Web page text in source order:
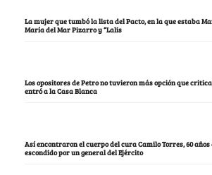
La mujer que tumbó la lista del Pacto, en la que estaba
María del Mar Pizarro y “Lalis
Los opositores de Petro no tuvieron más opción que
entró a la Casa Blanca
Así encontraron el cuerpo del cura Camilo Torres, 60
escondido por un general del Ejército